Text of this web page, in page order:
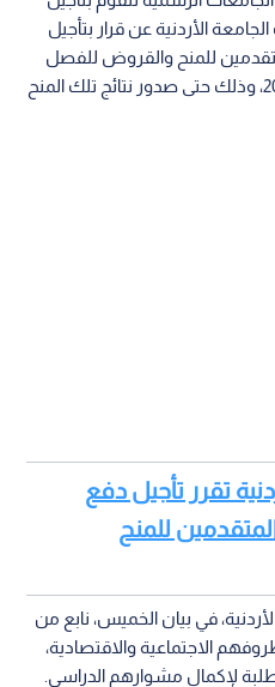
الأردنية عن قرار بتأجيل
للمنح والقروض للفصل
الثاني من العام الدراسي 2023/2024، وذلك حتى صدور نتائج تلك المنح
تقرر تأجيل دفع
للمنح
في بيان الخميس، نابع من
الاجتماعية والاقتصادية،
لإكمال مشوارهم الدراسي.